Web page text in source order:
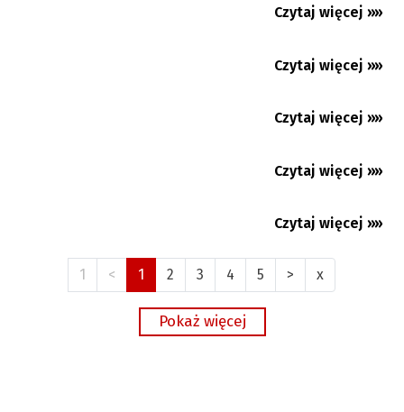
08.02.2026
Czytaj więcej »»
28.01.2026
Czytaj więcej »»
13.12.2025
Czytaj więcej »»
13.12.2025
Czytaj więcej »»
15.10.2025
nagrody. Duży sukces Polskiego...
Czytaj więcej »»
1 < 1 2 3 4 5 > x